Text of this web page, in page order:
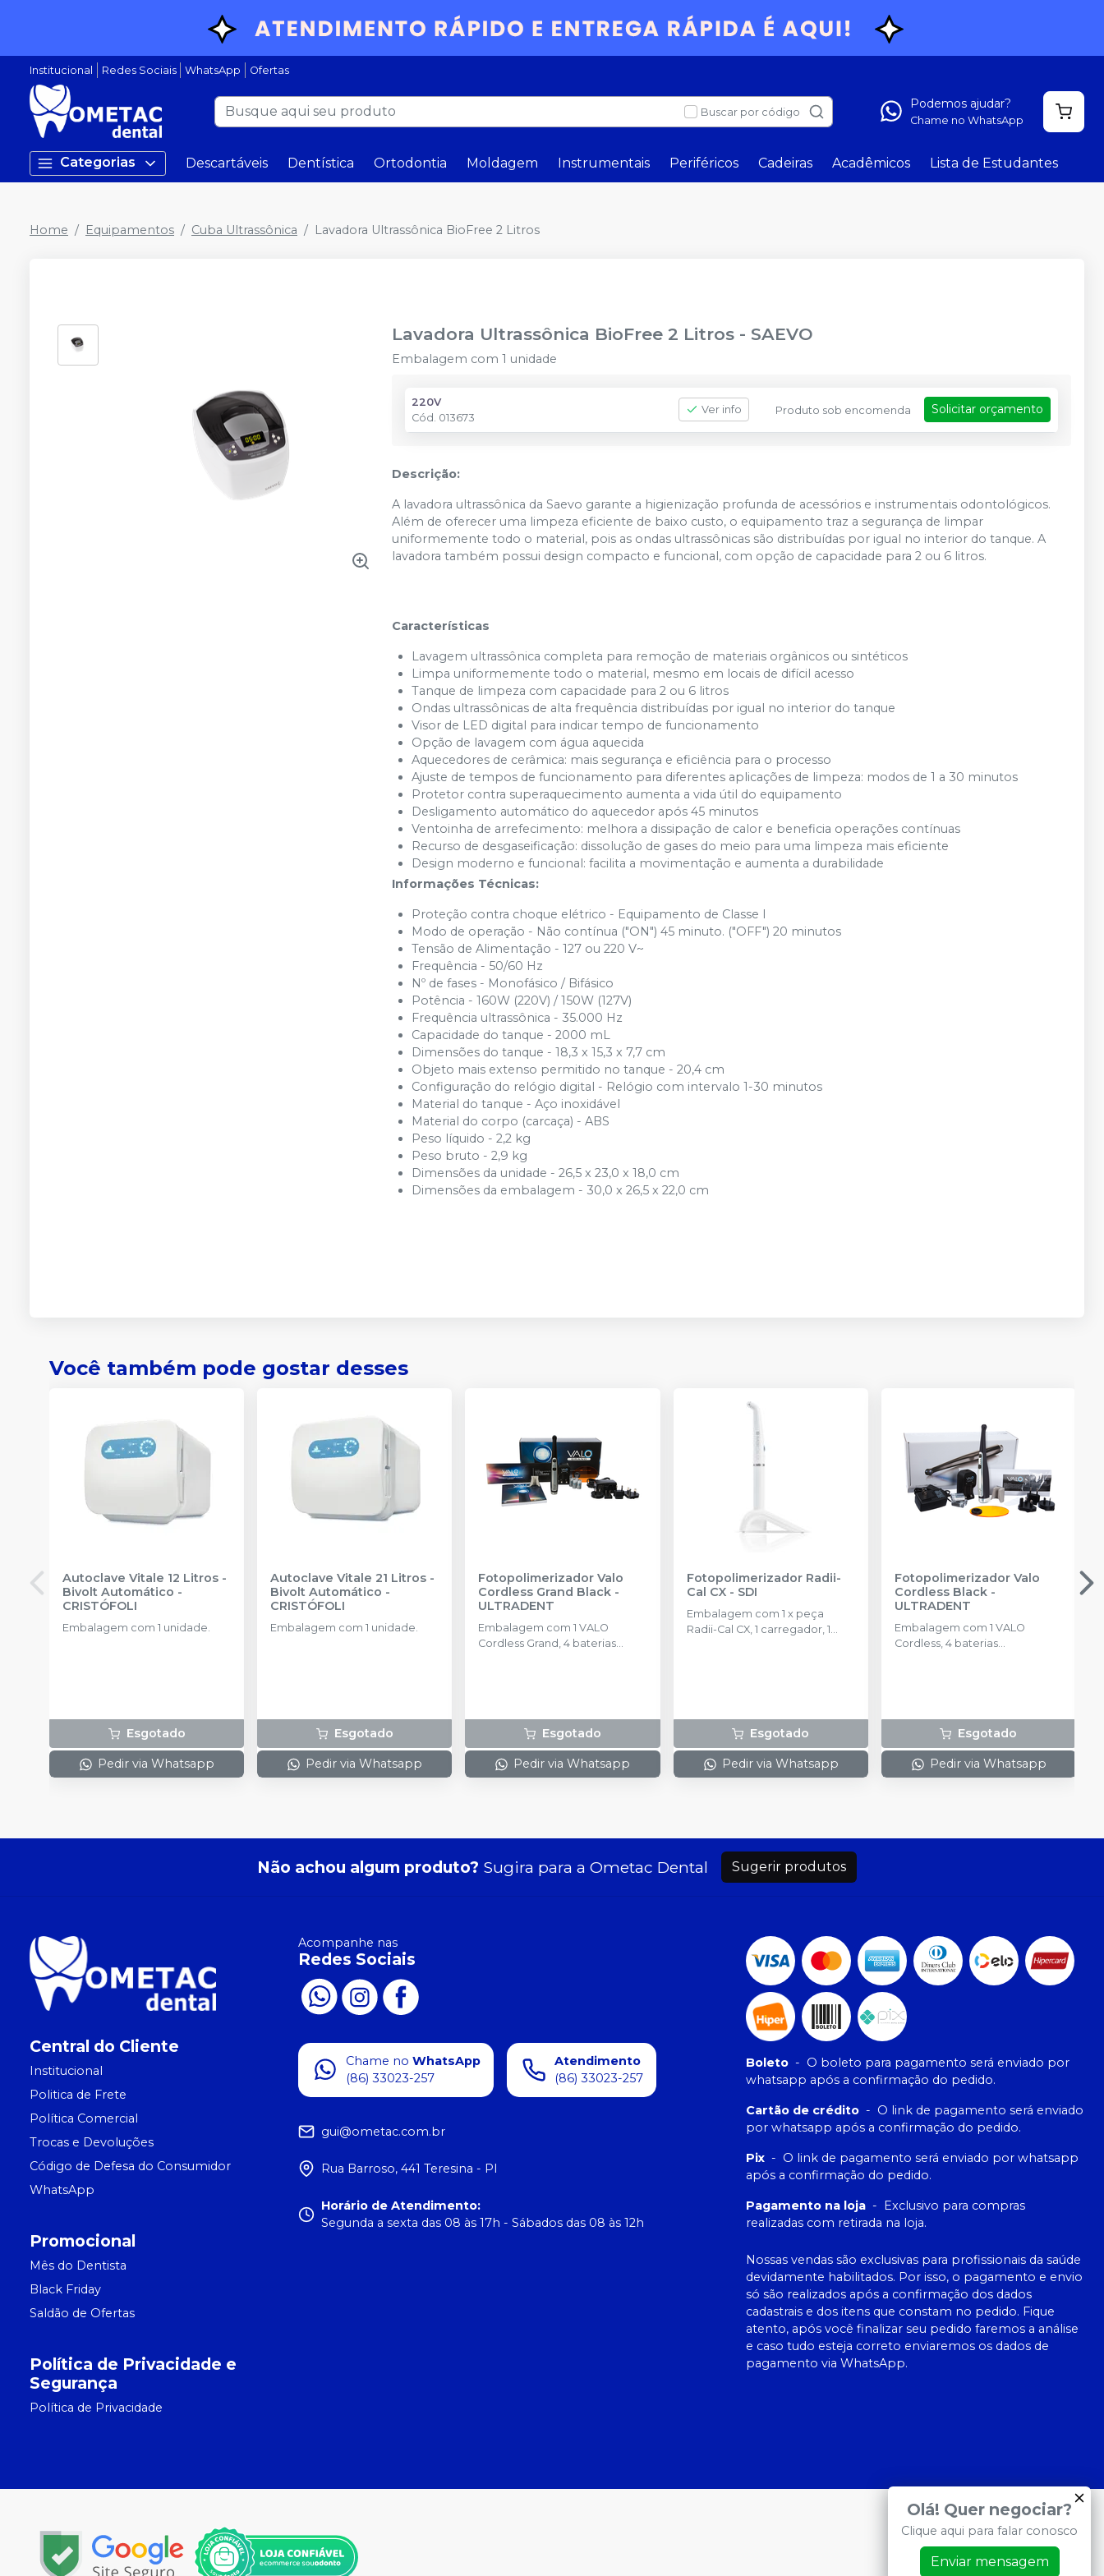
Institucional Redes Sociais WhatsApp Ofertas
Buscar por código
Podemos ajudar?
Chame no WhatsApp
Categorias Descartáveis Dentística Ortodontia Moldagem Instrumentais Periféricos Cadeiras Acadêmicos Lista de Estudantes
Home Equipamentos Cuba Ultrassônica Lavadora Ultrassônica BioFree 2 Litros
Lavadora Ultrassônica BioFree 2 Litros - SAEVO
Embalagem com 1 unidade
220V
Cód. 013673
Ver info Produto sob encomenda Solicitar orçamento
Olá! Quer negociar?
Clique aqui para falar conosco
Enviar mensagem
Descrição:
A lavadora ultrassônica da Saevo garante a higienização profunda de acessórios e instrumentais odontológicos.
Além de oferecer uma limpeza eficiente de baixo custo, o equipamento traz a segurança de limpar
uniformemente todo o material, pois as ondas ultrassônicas são distribuídas por igual no interior do tanque. A
lavadora também possui design compacto e funcional, com opção de capacidade para 2 ou 6 litros.
Características
Lavagem ultrassônica completa para remoção de materiais orgânicos ou sintéticos
Limpa uniformemente todo o material, mesmo em locais de difícil acesso
Tanque de limpeza com capacidade para 2 ou 6 litros
Ondas ultrassônicas de alta frequência distribuídas por igual no interior do tanque
Visor de LED digital para indicar tempo de funcionamento
Opção de lavagem com água aquecida
Aquecedores de cerâmica: mais segurança e eficiência para o processo
Ajuste de tempos de funcionamento para diferentes aplicações de limpeza: modos de 1 a 30 minutos
Protetor contra superaquecimento aumenta a vida útil do equipamento
Desligamento automático do aquecedor após 45 minutos
Ventoinha de arrefecimento: melhora a dissipação de calor e beneficia operações contínuas
Recurso de desgaseificação: dissolução de gases do meio para uma limpeza mais eficiente
Design moderno e funcional: facilita a movimentação e aumenta a durabilidade
Informações Técnicas:
Proteção contra choque elétrico - Equipamento de Classe I
Modo de operação - Não contínua ("ON") 45 minuto. ("OFF") 20 minutos
Tensão de Alimentação - 127 ou 220 V~
Frequência - 50/60 Hz
Nº de fases - Monofásico / Bifásico
Potência - 160W (220V) / 150W (127V)
Frequência ultrassônica - 35.000 Hz
Capacidade do tanque - 2000 mL
Dimensões do tanque - 18,3 x 15,3 x 7,7 cm
Objeto mais extenso permitido no tanque - 20,4 cm
Configuração do relógio digital - Relógio com intervalo 1-30 minutos
Material do tanque - Aço inoxidável
Material do corpo (carcaça) - ABS
Peso líquido - 2,2 kg
Peso bruto - 2,9 kg
Dimensões da unidade - 26,5 x 23,0 x 18,0 cm
Dimensões da embalagem - 30,0 x 26,5 x 22,0 cm
Você também pode gostar desses
Autoclave Vitale 12 Litros -
Bivolt Automático -
CRISTÓFOLI
Embalagem com 1 unidade.
Esgotado
Pedir via Whatsapp
Autoclave Vitale 21 Litros -
Bivolt Automático -
CRISTÓFOLI
Embalagem com 1 unidade.
Esgotado
Pedir via Whatsapp
Fotopolimerizador Valo
Cordless Grand Black -
ULTRADENT
Embalagem com 1 VALO
Cordless Grand, 4 baterias
Esgotado
Pedir via Whatsapp
Fotopolimerizador Radii-
Cal CX- SDI
Embalagem com 1 x peça
Radii-Cal CX, 1 carregador, 1
Esgotado
Pedir via Whatsapp
Fotopolimerizador Valo
Cordless Black-
ULTRADENT
Embalagem com 1 VALO
Cordless, 4 baterias
Esgotado
Pedir via Whatsapp
Não achou algum produto? Sugira para a Ometac Dental Sugerir produtos
Central do Cliente
Institucional
Politica de Frete
Política Comercial
Trocas e Devoluções
Código de Defesa do Consumidor
WhatsApp
Promocional
Mês do Dentista
Black Friday
Saldão de Ofertas
Política de Privacidade e
Segurança
Política de Privacidade
Acompanhe nas
Redes Sociais
Chame no WhatsApp
(86) 33023-257
Atendimento
(86) 33023-257
gui@ometac.com.br
Rua Barroso, 441 Teresina - PI
Horário de Atendimento:
Segunda a sexta das 08 às 17h - Sábados das 08 às 12h
Boleto - O boleto para pagamento será enviado por
whatsapp após a confirmação do pedido.
Cartão de crédito - O link de pagamento será enviado
por whatsapp após a confirmação do pedido.
Pix - O link de pagamento será enviado por whatsapp
após a confirmação do pedido.
Pagamento na loja - Exclusivo para compras
realizadas com retirada na loja.
Nossas vendas são exclusivas para profissionais da saúde
devidamente habilitados. Por isso, o pagamento e envio
só são realizados após a confirmação dos dados
cadastrais e dos itens que constam no pedido. Fique
atento, após você finalizar seu pedido faremos a análise
e caso tudo esteja correto enviaremos os dados de
pagamento via WhatsApp.